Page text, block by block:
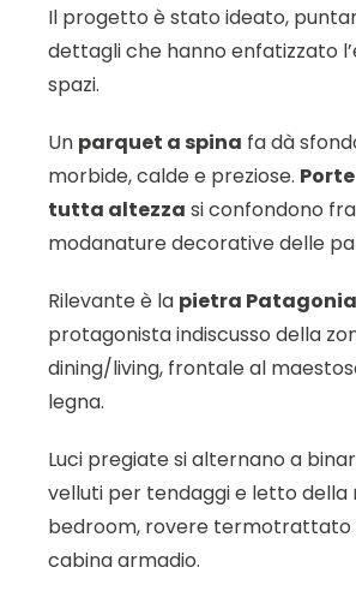
Il progetto è stato ideato,
dettagli che hanno enfatizzato
spazi.
Un parquet a spina fa dà
morbide, calde e preziose.
tutta altezza si confondono
modanature decorative delle
Rilevante è la pietra Patagonia
protagonista indiscusso della
dining/living, frontale al
legna.
Luci pregiate si alternano a
velluti per tendaggi e letto della
bedroom, rovere termotrattato
cabina armadio.